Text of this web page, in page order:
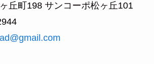
丘町198 サンコーポ松ヶ丘101